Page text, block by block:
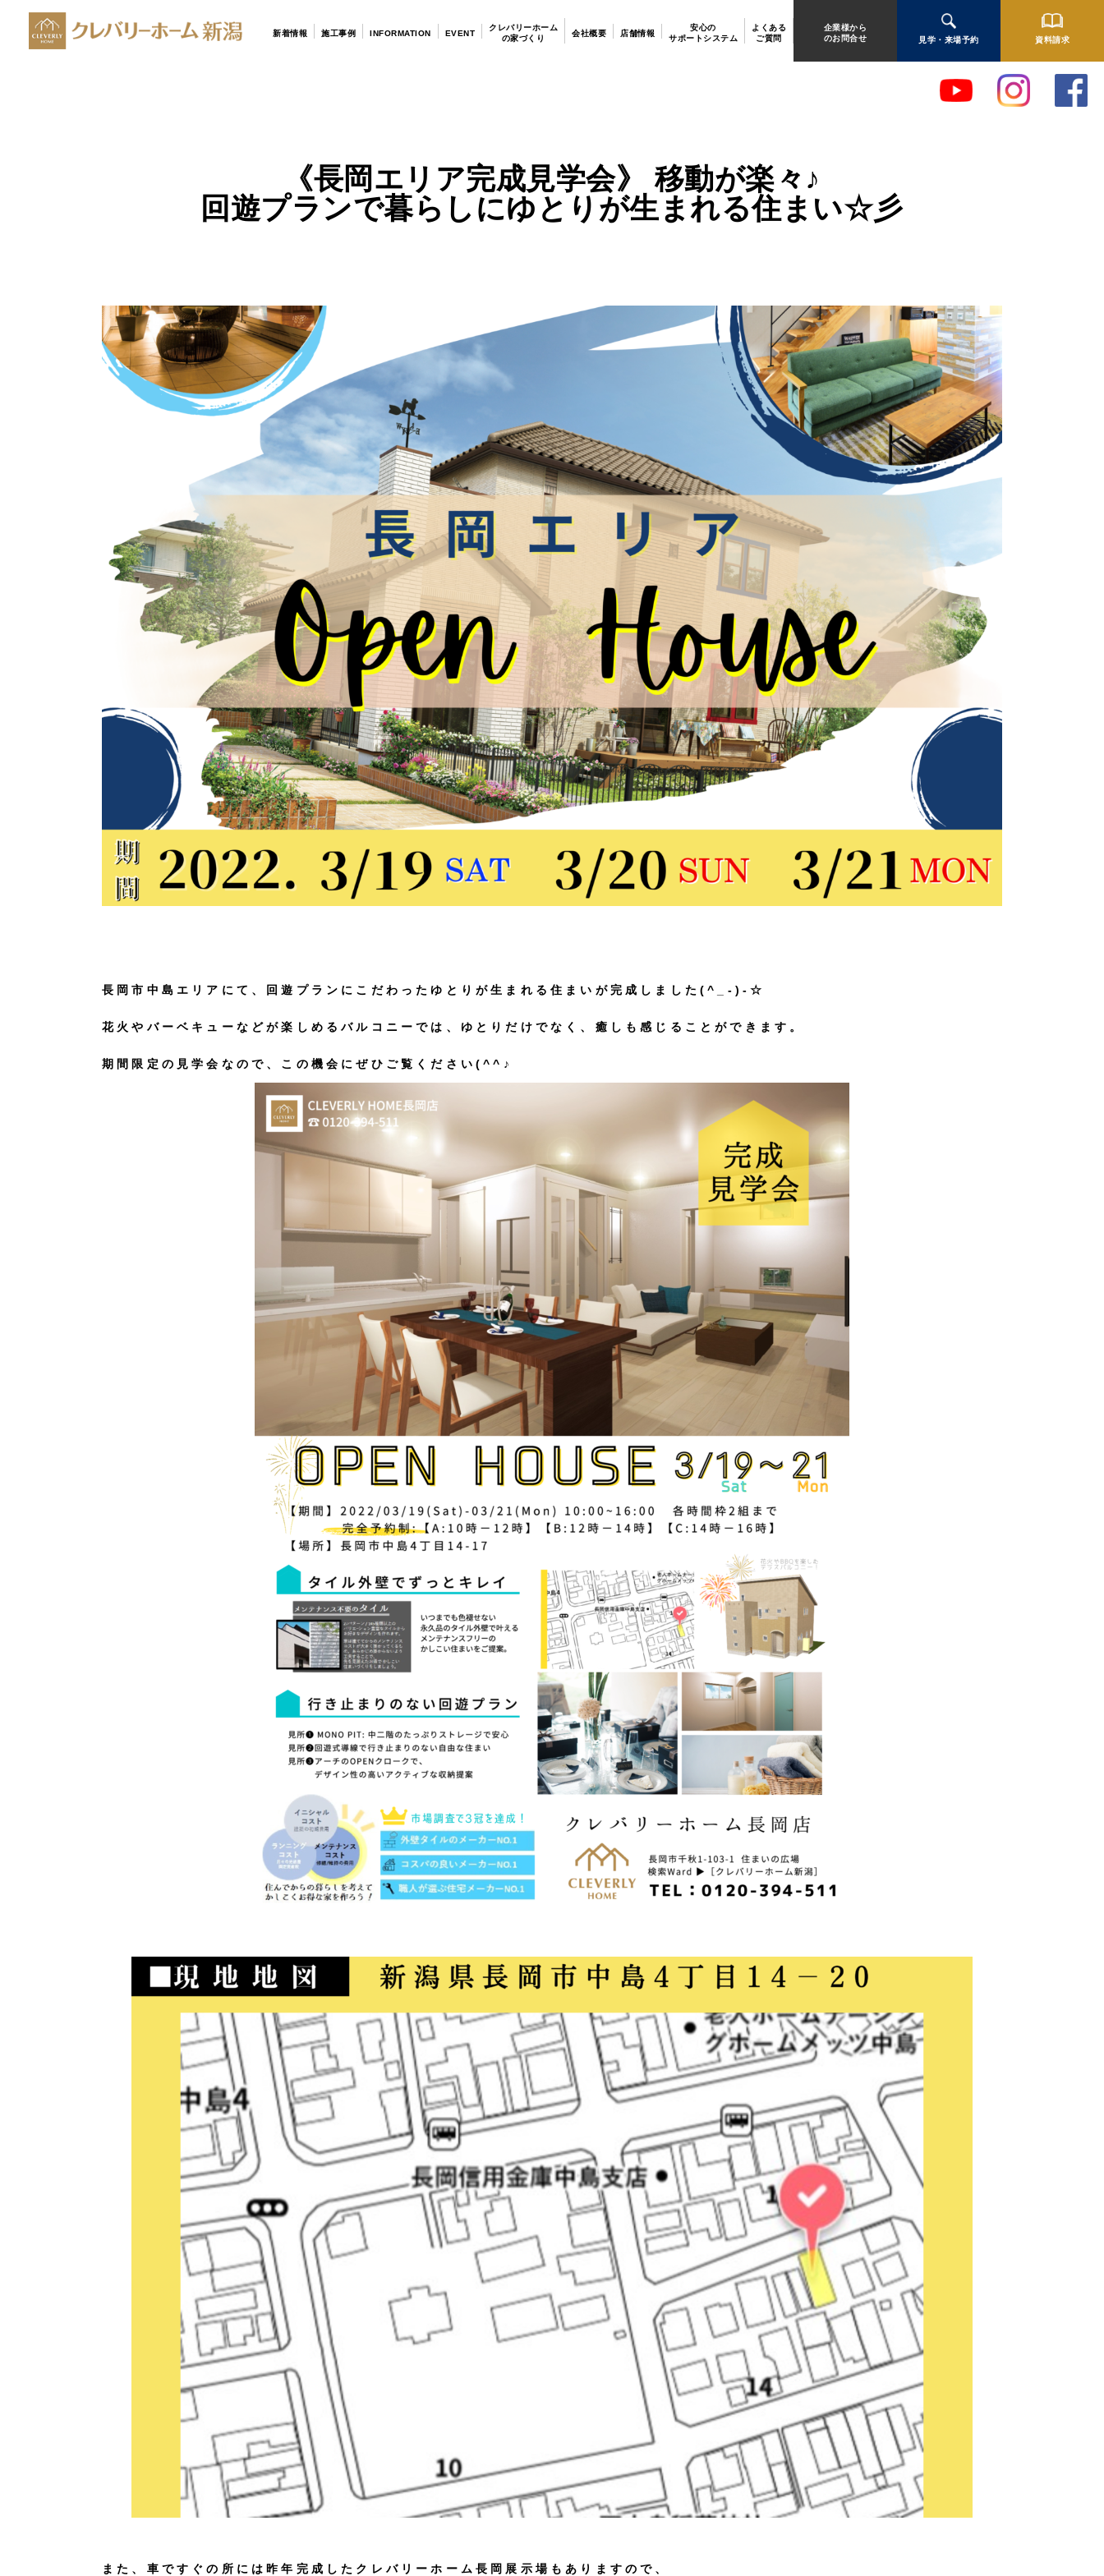
新着情報 施工事例 INFORMATION EVENT
クレバリーホーム
の家づくり
会社概要 店舗情報
安心の
サポートシステム
よくある
ご質問
企業様から
のお問合せ
見学・来場予約 資料請求
《長岡エリア完成見学会》 移動が楽々♪
回遊プランで暮らしにゆとりが生まれる住まい☆彡
長岡市中島エリアにて、回遊プランにこだわったゆとりが生まれる住まいが完成しました(^_-)-☆
花火やバーベキューなどが楽しめるバルコニーでは、ゆとりだけでなく、癒しも感じることができます。
期間限定の見学会なので、この機会にぜひご覧ください(^^♪
また、車ですぐの所には昨年完成したクレバリーホーム長岡展示場もありますので、